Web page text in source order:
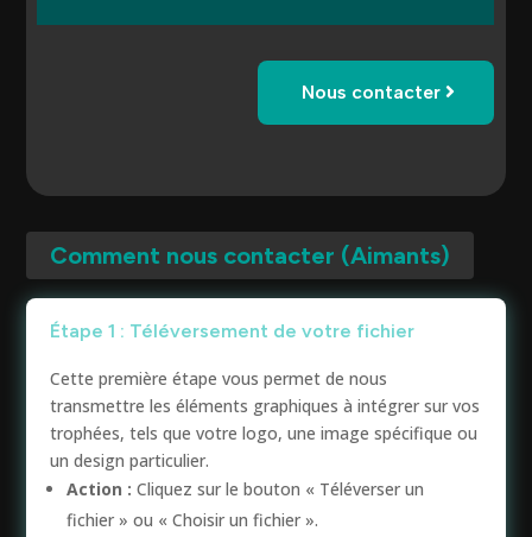
Comment nous contacter (Aimants)
Étape 1 : Téléversement de votre fichier
Cette première étape vous permet de nous
transmettre les éléments graphiques à intégrer sur vos
trophées, tels que votre logo, une image spécifique ou
un design particulier.
Action : Cliquez sur le bouton « Téléverser un
fichier » ou « Choisir un fichier ».
Nous contacter